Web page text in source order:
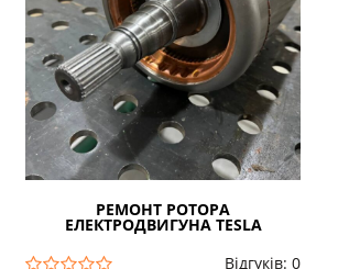
РЕМОНТ РОТОРА
ЕЛЕКТРОДВИГУНА TESLA
Відгуків: 0